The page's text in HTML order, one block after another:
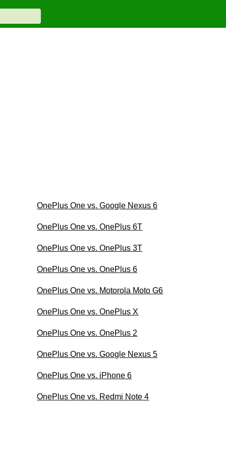
OnePlus One vs. Google Nexus 6
OnePlus One vs. OnePlus 6T
OnePlus One vs. OnePlus 3T
OnePlus One vs. OnePlus 6
OnePlus One vs. Motorola Moto G6
OnePlus One vs. OnePlus X
OnePlus One vs. OnePlus 2
OnePlus One vs. Google Nexus 5
OnePlus One vs. iPhone 6
OnePlus One vs. Redmi Note 4